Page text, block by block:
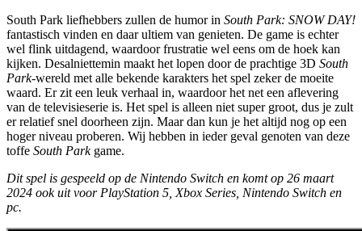
South Park liefhebbers zullen de humor in South Park: SNOW DAY!
fantastisch vinden en daar ultiem van genieten. De game is echter
wel flink uitdagend, waardoor frustratie wel eens om de hoek kan
kijken. Desalniettemin maakt het lopen door de prachtige 3D South
Park-wereld met alle bekende karakters het spel zeker de moeite
waard. Er zit een leuk verhaal in, waardoor het net een aflevering
van de televisieserie is. Het spel is alleen niet super groot, dus je zult
er relatief snel doorheen zijn. Maar dan kun je het altijd nog op een
hoger niveau proberen. Wij hebben in ieder geval genoten van deze
toffe South Parkgame.
Dit spel is gespeeld op de Nintendo Switch en komt op 26 maart
2024 ook uit voor PlayStation 5, Xbox Series, Nintendo Switch en
pc.